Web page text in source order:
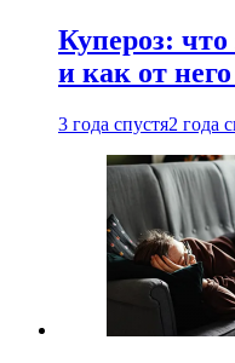
Купероз: что
и как от
3 года спустя2 года